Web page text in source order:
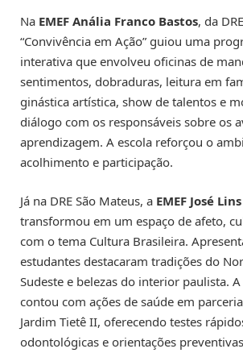
Na EMEF Anália Franco Bastos, da
“Convivência em Ação” guiou uma
interativa que envolveu oficinas de
sentimentos, dobraduras, leitura em
ginástica artística, show de talentos e
diálogo com os responsáveis sobre os
aprendizagem. A escola reforçou o
acolhimento e participação.
Já na DRE São Mateus, a EMEF José
transformou em um espaço de afeto,
com o tema Cultura Brasileira.
estudantes destacaram tradições do
Sudeste e belezas do interior paulista.
contou com ações de saúde em
Jardim Tietê II, oferecendo testes
odontológicas e orientações